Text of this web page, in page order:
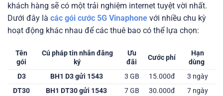
khách hàng sẽ có một trải nghiệm internet tuyệt vời nhất.
Dưới đây là các gói cước 5G Vinaphone với nhiều chu kỳ
hoạt động khác nhau để các thuê bao có thể lựa chọn:
Tên
gói
Cú pháp tin nhắn đăng
ký
Ưu
đãi
Cước phí
Hạn
dùng
D3
BH1 D3 gửi 1543 3 GB 15.000đ
3 ngày
DT30
BH1 DT30 gửi 1543 7 GB 30.000đ
7 ngày